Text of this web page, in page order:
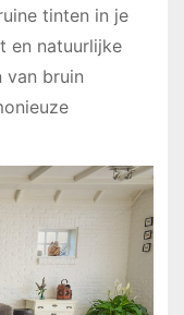
tinten in je
en natuurlijke
van bruin